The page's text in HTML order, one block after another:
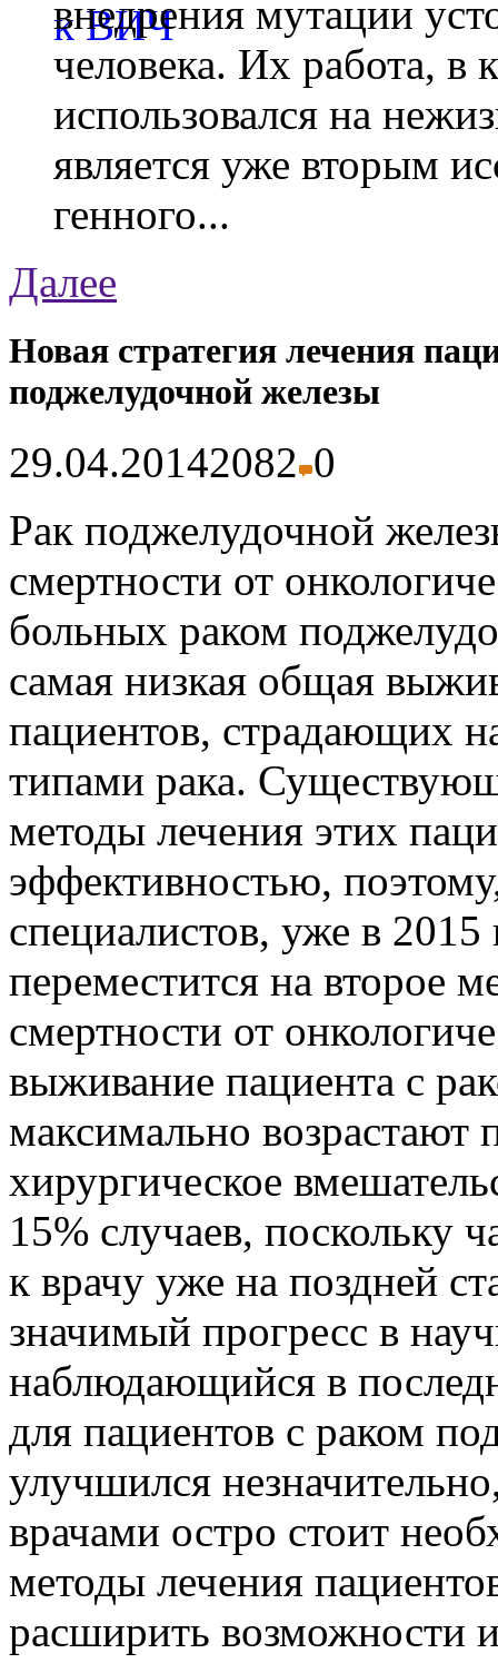
внедрения мутации
человека. Их работа, в
использовался на
является уже вторым
генного...
Далее
Новая стратегия лечения
поджелудочной железы
29.04.20142082 0
Рак поджелудочной
смертности от
больных раком
самая низкая общая
пациентов, страдающих
типами рака.
методы лечения этих
эффективностью,
специалистов, уже в
переместится на второе
смертности от
выживание пациента с
максимально возрастают
хирургическое
15% случаев, поскольку
к врачу уже на поздней
значимый прогресс в
наблюдающийся в
для пациентов с раком
улучшился
врачами остро стоит
методы лечения
расширить возможности